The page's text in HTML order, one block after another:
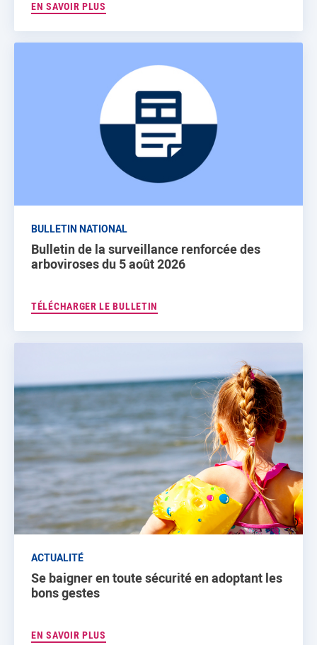
EN SAVOIR PLUS
BULLETIN NATIONAL
Bulletin de la surveillance renforcée des
arboviroses du 5 août 2026
TÉLÉCHARGER LE BULLETIN
ACTUALITÉ
Se baigner en toute sécurité en adoptant les
bons gestes
EN SAVOIR PLUS